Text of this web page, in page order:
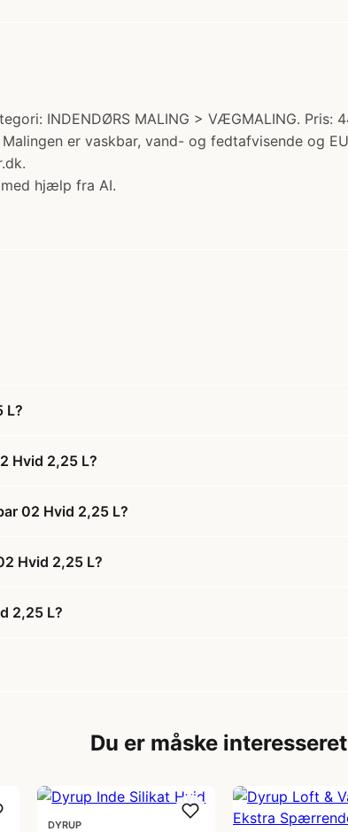
INDENDØRS MALING > VÆGMALING.
er vaskbar, vand- og fedtafvisende og
hjælp fra AI.
L?
Hvid 2,25 L?
02 Hvid 2,25 L?
Hvid 2,25 L?
2,25 L?
Du er måske
DYRUP